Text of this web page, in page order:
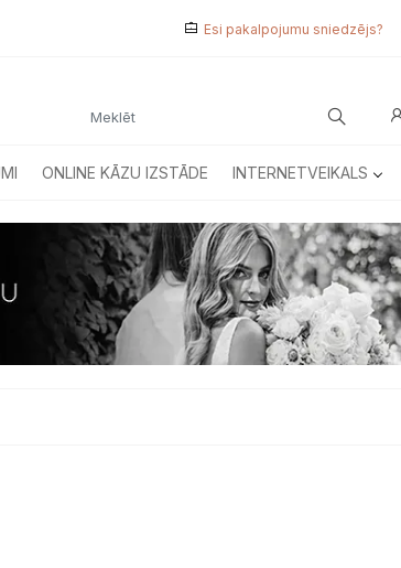
Esi pakalpojumu sniedzējs?
ONLINE KĀZU IZSTĀDE INTERNETVEIKALS